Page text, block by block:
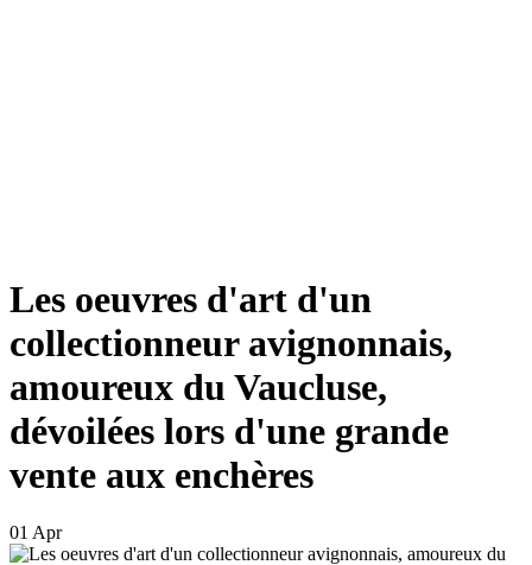
Les oeuvres d'art d'un
collectionneur avignonnais,
amoureux du Vaucluse,
dévoilées lors d'une grande
vente aux enchères
01 Apr